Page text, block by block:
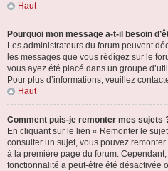
Haut
Pourquoi mon message a-t-il besoin
Les administrateurs du forum peuvent
les messages que vous rédigez sur le
vous ayez été placé dans un groupe
Pour plus d’informations, veuillez
Haut
Comment puis-je remonter mes sujets
En cliquant sur le lien « Remonter le
consulter un sujet, vous pouvez
à la première page du forum.
fonctionnalité a peut-être été désactivée